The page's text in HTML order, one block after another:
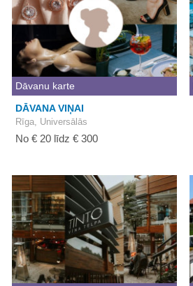
Dāvanu karte
DĀVANA VIŅAI
Rīga, Universālās
No € 20 līdz € 300